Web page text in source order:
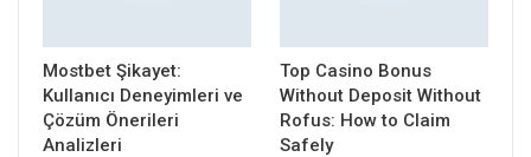
Mostbet Şikayet:
Kullanıcı Deneyimleri ve
Çözüm Önerileri
Analizleri
Top Casino Bonus
Without Deposit Without
Rofus: How to Claim
Safely